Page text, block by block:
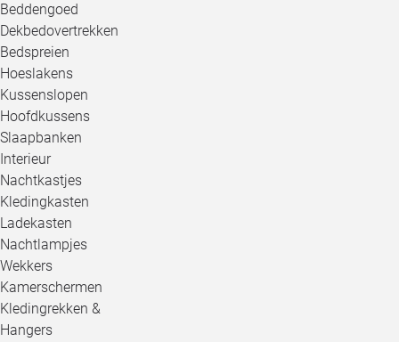
Beddengoed
Dekbedovertrekken
Bedspreien
Hoeslakens
Kussenslopen
Hoofdkussens
Slaapbanken
Interieur
Nachtkastjes
Kledingkasten
Ladekasten
Nachtlampjes
Wekkers
Kamerschermen
Kledingrekken &
Hangers